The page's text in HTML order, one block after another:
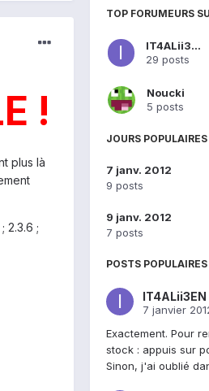
!
plus là
2.3.6 ;
TOP FORUMEURS
IT4ALii3EN
29 posts
Noucki
5 posts
JOURS POPULAIRES
7 janv. 2012
9 posts
9 janv. 2012
7 posts
POSTS POPULAIRES
IT4ALii3EN
7 janvier
Exactement. Pour
stock : appuis sur
Sinon, j'ai oublié